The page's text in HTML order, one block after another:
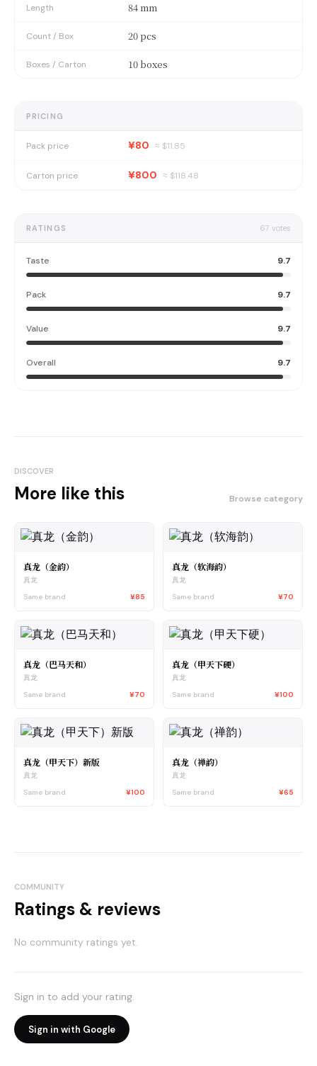
Length 84 mm
Count / Box 20 pcs
Boxes / Carton 10 boxes
PRICING
Pack price ¥80 ≈ $11.85
Carton price ¥800 ≈ $118.48
RATINGS 67 votes
Taste 9.7
Pack 9.7
Value 9.7
Overall 9.7
DISCOVER
More like this Browse category
真龙（金韵）
真龙
Same brand
¥85
真龙（软海韵）
真龙
Same brand
¥70
真龙（巴马天和）
真龙
Same brand
¥70
真龙（甲天下硬）
真龙
Same brand
¥100
真龙（甲天下）新版
真龙
Same brand
¥100
真龙（禅韵）
真龙
Same brand
¥65
COMMUNITY
Ratings & reviews
No community ratings yet.
Sign in to add your rating.
Sign in with Google